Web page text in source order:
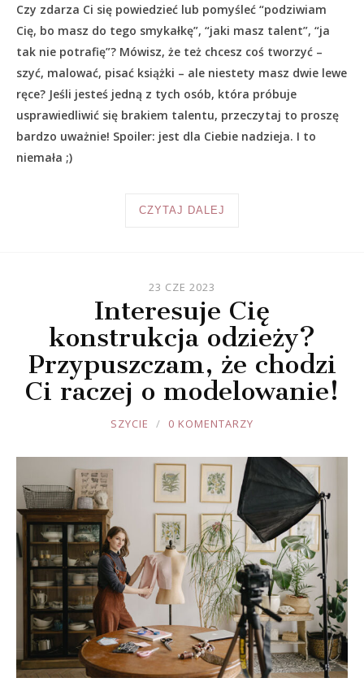
Czy zdarza Ci się powiedzieć lub pomyśleć “podziwiam
Cię, bo masz do tego smykałkę”, “jaki masz talent”, “ja
tak nie potrafię”? Mówisz, że też chcesz coś tworzyć –
szyć, malować, pisać książki – ale niestety masz dwie lewe
ręce? Jeśli jesteś jedną z tych osób, która próbuje
usprawiedliwić się brakiem talentu, przeczytaj to proszę
bardzo uważnie! Spoiler: jest dla Ciebie nadzieja. I to
niemała ;)
CZYTAJ DALEJ
23 CZE 2023
Interesuje Cię
konstrukcja odzieży?
Przypuszczam, że chodzi
Ci raczej o modelowanie!
JOULE
SZYCIE 0 KOMENTARZY